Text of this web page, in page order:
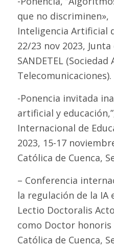
que no discriminen»,
Inteligencia Artificial
22/23 nov 2023,
SANDETEL
Telecomunicaciones).
-Ponencia invitada
artificial y
Internacional de
2023, 15-17
Católica de Cuenca,
– Conferencia
la regulación de la IA
Lectio Doctoralis
como Doctor honoris
Católica de Cuenca,